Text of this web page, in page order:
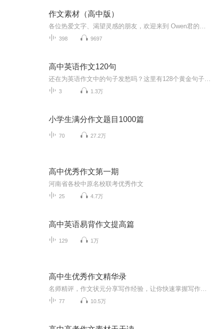
作文素材（高中版）
398 9697
高中英语作文120句
3 1.3万
小学生满分作文题目1000篇
70 27.2万
高中优秀作文第一期
河南省各校中原名校联考优秀作文
25 4.7万
高中英语易背作文提高篇
129 1万
高中生优秀作文精华录
77 10.5万